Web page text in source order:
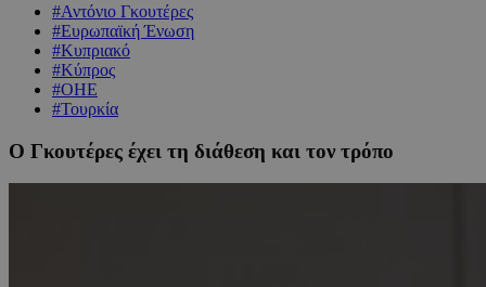
#Αντόνιο Γκουτέρες
#Ευρωπαϊκή Ένωση
#Κυπριακό
#Κύπρος
#ΟΗΕ
#Τουρκία
Ο Γκουτέρες έχει τη διάθεση και τον τρόπο